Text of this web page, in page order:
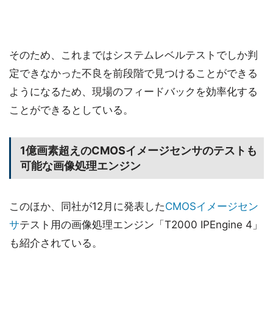
そのため、これまではシステムレベルテストでしか判
定できなかった不良を前段階で見つけることができる
ようになるため、現場のフィードバックを効率化する
ことができるとしている。
1億画素超えのCMOSイメージセンサのテストも
可能な画像処理エンジン
このほか、同社が12月に発表したCMOSイメージセン
サテスト用の画像処理エンジン「T2000 IPEngine 4」
も紹介されている。